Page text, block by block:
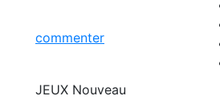
commenter
JEUX Nouveau